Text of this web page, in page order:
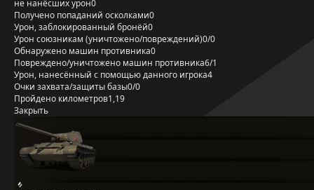
не нанёсших урон0
Получено попаданий осколками0
Урон, заблокированный бронёй0
Урон союзникам (уничтожено/повреждений)0/0
Обнаружено машин противника0
Повреждено/уничтожено машин противника6/1
Урон, нанесённый с помощью данного игрока4
Очки захвата/защиты базы0/0
Пройдено километров1,19
Закрыть